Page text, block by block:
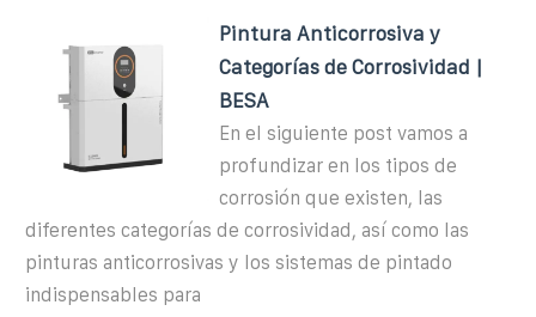
Pintura Anticorrosiva y
Categorías de Corrosividad |
BESA
En el siguiente post vamos a
profundizar en los tipos de
corrosión que existen, las
diferentes categorías de corrosividad, así como las
pinturas anticorrosivas y los sistemas de pintado
indispensables para